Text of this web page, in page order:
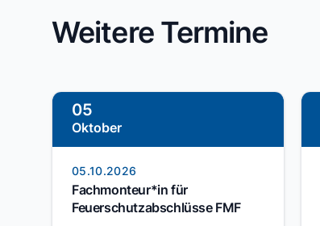
Weitere Termine
05
Oktober
05.10.2026
Fachmonteur*in für
Feuerschutzabschlüsse FMF